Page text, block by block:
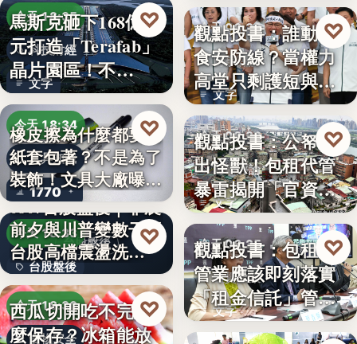
今天 18:35
科技財經
文字
馬斯克砸下168億美
元打造「Terafab」
晶片園區！不…
♡
今天 18:34
文具知識
1770
橡皮擦為什麼都要用
紙套包著？不是為了
裝飾！文具大廠曝重
要…
♡
台股盤後
今天 18:33
台股盤後
170.79
0807台股盤後｜非農
前夕與川普變數干擾
台股高檔震盪洗…
♡
今天 18:30
食物安全
西瓜切開吃不完怎
麼保存？冰箱能放
♡
今天 06:30
時事評論
文字
觀點投書：誰動了
食安防線？當權力
高堂只剩護短與卸
責
♡
今天 06:30
時事評論
文字
觀點投書：公帑養
出怪獸！包租代管
暴雷揭開「官資共
生」的制…
♡
今天 06:25
租賃政策
文字
觀點投書：包租代
管業應該即刻落實
「租金信託」管理
制度！才…
♡